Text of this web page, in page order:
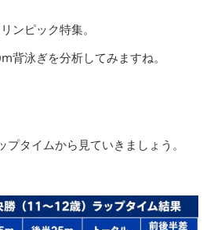
ンピック特集。
背泳ぎを分析してみますね。
タイムから見ていきましょう。